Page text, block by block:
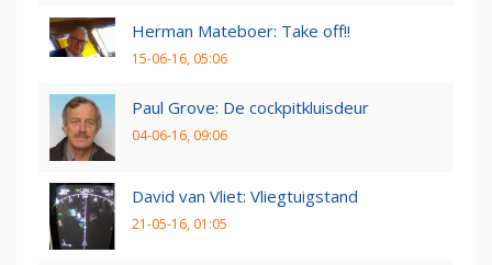
Herman Mateboer: Take off!!
15-06-16, 05:06
Paul Grove: De cockpitkluisdeur
04-06-16, 09:06
David van Vliet: Vliegtuigstand
21-05-16, 01:05